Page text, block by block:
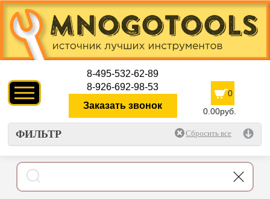
8-495-532-62-89
8-926-692-98-53
Заказать звонок
0
0.00руб.
ФИЛЬТР